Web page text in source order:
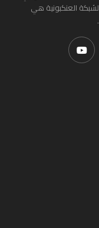
العنكبونية هي